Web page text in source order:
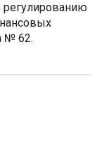
регулированию
№ 62.